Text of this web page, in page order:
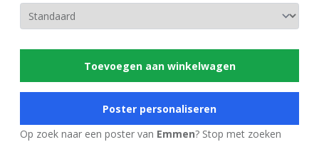
Toevoegen aan winkelwagen
Poster personaliseren
Op zoek naar een poster van Emmen? Stop met zoeken